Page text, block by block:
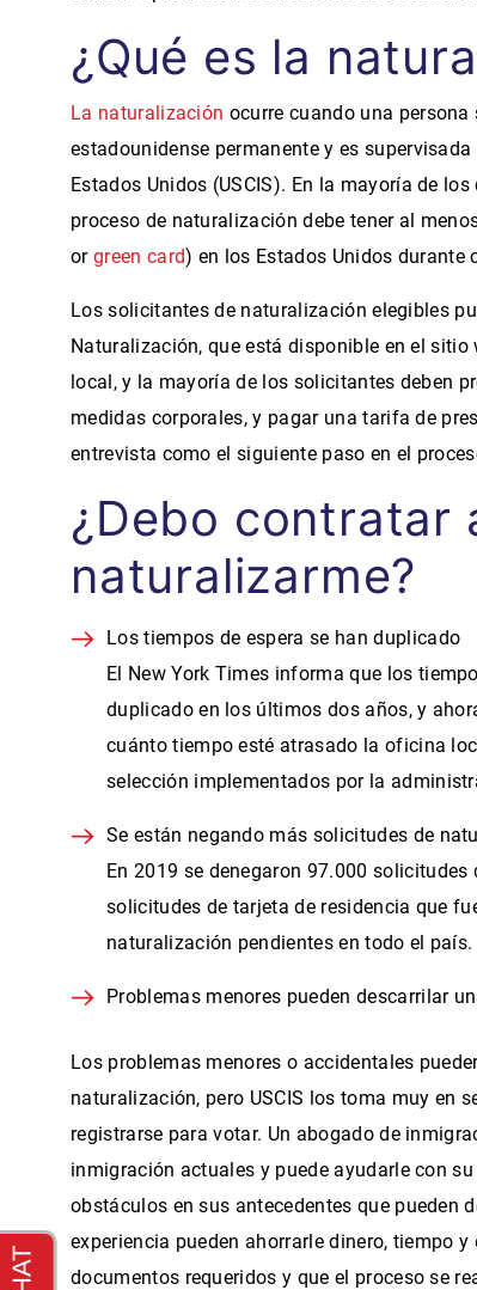
¿Qué es la
La naturalización ocurre cuando una
estadounidense permanente y es
Estados Unidos (USCIS). En la mayoría de
proceso de naturalización debe tener al
or green card) en los Estados Unidos durante
Los solicitantes de naturalización elegibles
Naturalización, que está disponible en el sitio
local, y la mayoría de los solicitantes deben
medidas corporales, y pagar una tarifa de
entrevista como el siguiente paso en el
¿Debo contratar
naturalizarme?
Los tiempos de espera se han duplicado
El New York Times informa que los
duplicado en los últimos dos años, y
cuánto tiempo esté atrasado la oficina
selección implementados por la
Se están negando más solicitudes de
En 2019 se denegaron 97.000
solicitudes de tarjeta de residencia que
naturalización pendientes en todo el país.
Problemas menores pueden descarrilar
Los problemas menores o accidentales
naturalización, pero USCIS los toma muy en
registrarse para votar. Un abogado de
inmigración actuales y puede ayudarle con
obstáculos en sus antecedentes que pueden
experiencia pueden ahorrarle dinero, tiempo
documentos requeridos y que el proceso se